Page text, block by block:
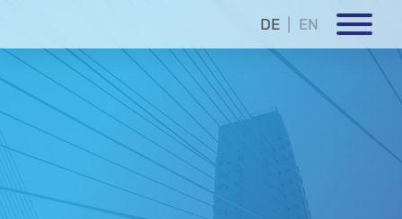
DE EN